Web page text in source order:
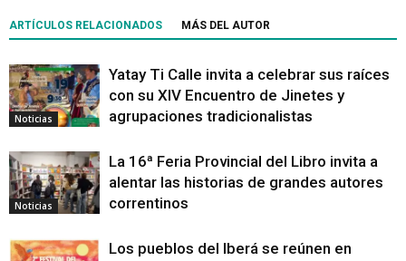
ARTÍCULOS RELACIONADOS MÁS DEL AUTOR
Noticias
Yatay Ti Calle invita a celebrar sus raíces
con su XIV Encuentro de Jinetes y
agrupaciones tradicionalistas
Noticias
La 16ª Feria Provincial del Libro invita a
alentar las historias de grandes autores
correntinos
Los pueblos del Iberá se reúnen en